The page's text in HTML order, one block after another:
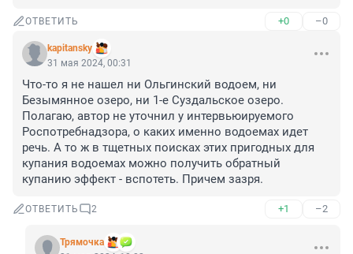
ОТВЕТИТЬ +0 –0
kapitansky
31 мая 2024, 00:31
Что-то я не нашел ни Ольгинский водоем, ни
Безымянное озеро, ни 1-е Суздальское озеро.
Полагаю, автор не уточнил у интервьюируемого
Роспотребнадзора, о каких именно водоемах идет
речь. А то ж в тщетных поисках этих пригодных для
купания водоемах можно получить обратный
купанию эффект - вспотеть. Причем зазря.
ОТВЕТИТЬ 2 +1 –2
Трямочка